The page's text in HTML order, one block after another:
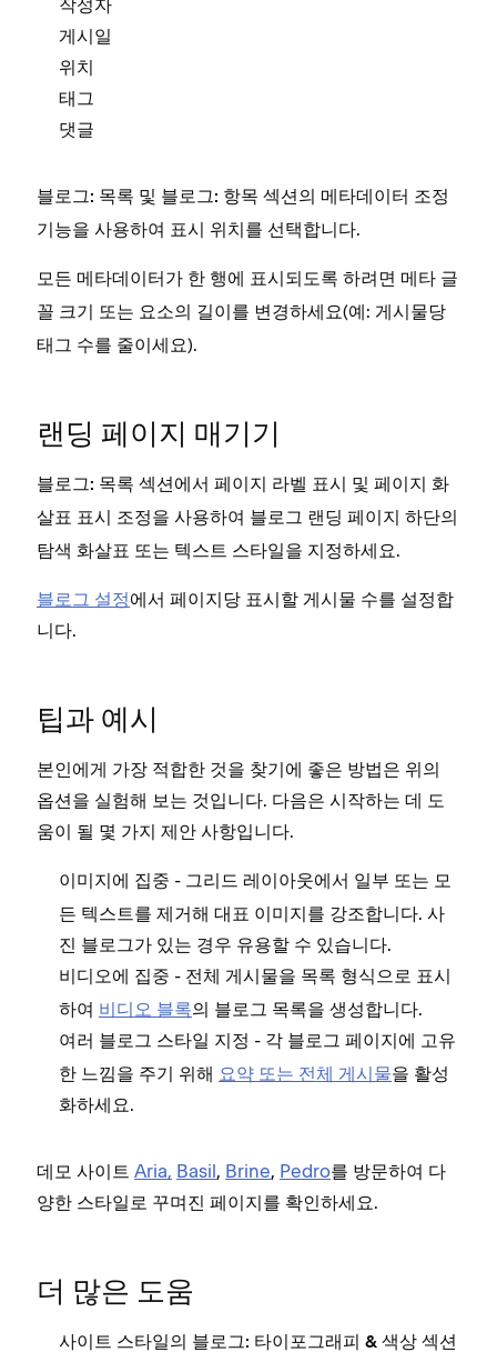
작성자
게시일
위치
태그
댓글
블로그: 목록 및 블로그: 항목 섹션의 메타데이터 조정
기능을 사용하여 표시 위치를 선택합니다.
모든 메타데이터가 한 행에 표시되도록 하려면 메타 글
꼴 크기 또는 요소의 길이를 변경하세요(예: 게시물당
태그 수를 줄이세요).
랜딩 페이지 매기기
블로그: 목록 섹션에서 페이지 라벨 표시 및 페이지 화
살표 표시
조정을 사용하여 블로그 랜딩 페이지 하단의
탐색 화살표 또는 텍스트 스타일을 지정하세요.
블로그 설정에서 페이지당 표시할 게시물 수를 설정합
니다.
팁과 예시
본인에게 가장 적합한 것을 찾기에 좋은 방법은 위의
옵션을 실험해 보는 것입니다. 다음은 시작하는 데 도
움이 될 몇 가지 제안 사항입니다.
이미지에 집중 - 그리드 레이아웃에서 일부 또는 모
든 텍스트를 제거해 대표 이미지를 강조합니다. 사
진 블로그가 있는 경우 유용할 수 있습니다.
비디오에 집중 - 전체 게시물을 목록 형식으로 표시
하여 비디오 블록의 블로그 목록을 생성합니다.
여러 블로그 스타일 지정 - 각 블로그 페이지에 고유
한 느낌을 주기 위해 요약 또는 전체 게시물을 활성
화하세요.
데모 사이트 Aria, Basil, Brine, Pedro를 방문하여 다
양한 스타일로 꾸며진 페이지를 확인하세요.
더 많은 도움
사이트 스타일의 블로그: 타이포그래피 & 색상 섹션